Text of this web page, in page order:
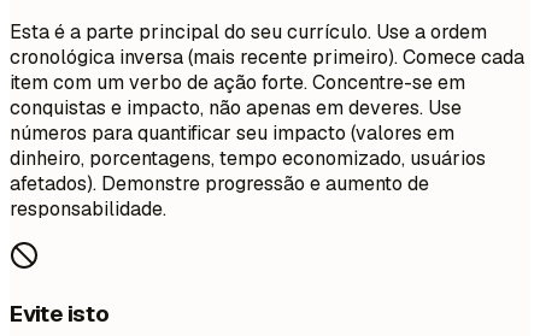
Esta é a parte principal do seu currículo. Use a ordem
cronológica inversa (mais recente primeiro). Comece cada
item com um verbo de ação forte. Concentre-se em
conquistas e impacto, não apenas em deveres. Use
números para quantificar seu impacto (valores em
dinheiro, porcentagens, tempo economizado, usuários
afetados). Demonstre progressão e aumento de
responsabilidade.
Evite isto